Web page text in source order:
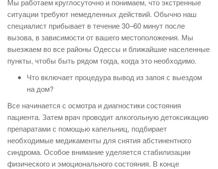
Мы работаем круглосуточно и понимаем, что экстренные
ситуации требуют немедленных действий. Обычно наш
специалист прибывает в течение 30–60 минут после
вызова, в зависимости от вашего местоположения. Мы
выезжаем во все районы Одессы и ближайшие населенные
пункты, чтобы быть рядом тогда, когда это необходимо.
Что включает процедура вывод из запоя с выездом
на дом?
Все начинается с осмотра и диагностики состояния
пациента. Затем врач проводит алкогольную детоксикацию
препаратами с помощью капельниц, подбирает
необходимые медикаменты для снятия абстинентного
синдрома. Особое внимание уделяется стабилизации
физического и эмоционального состояния. В конце